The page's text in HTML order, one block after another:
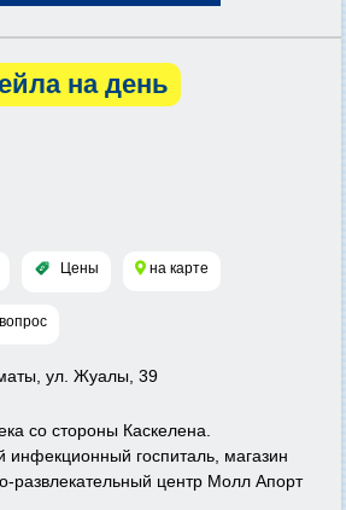
на день
Цены на карте
ул. Жуалы, 39
со стороны Каскелена.
госпиталь, магазин
развлекательный центр Молл Апорт